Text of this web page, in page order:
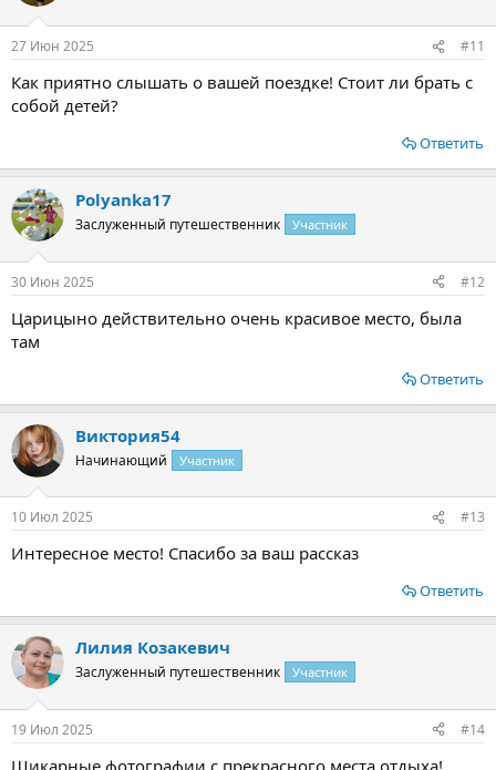
27 Июн 2025 #11
Как приятно слышать о вашей поездке! Стоит ли брать с
собой детей?
Ответить
Polyanka17
Заслуженный путешественник Участник
30 Июн 2025 #12
Царицыно действительно очень красивое место, была
там
Ответить
Виктория54
Начинающий Участник
10 Июл 2025 #13
Интересное место! Спасибо за ваш рассказ
Ответить
Лилия Козакевич
Заслуженный путешественник Участник
19 Июл 2025 #14
Шикарные фотографии с прекрасного места отдыха!